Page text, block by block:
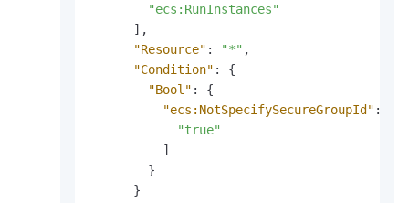
"ecs:RunInstances"
] ,
"Resource" : "*" ,
"Condition" :
{
"Bool" :
{
"ecs:NotSpecifySecureGroupId" :
"true"
]
}
}